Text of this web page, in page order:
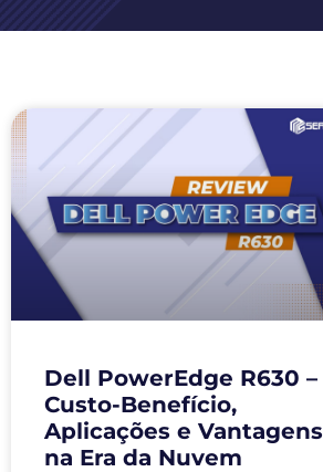
Dell PowerEdge R630 –
Custo-Benefício,
Aplicações e Vantagens
na Era da Nuvem